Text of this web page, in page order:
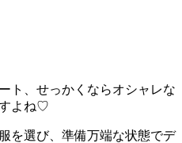
ト、せっかくならオシャレな
よね♡
を選び、準備万端な状態でデ